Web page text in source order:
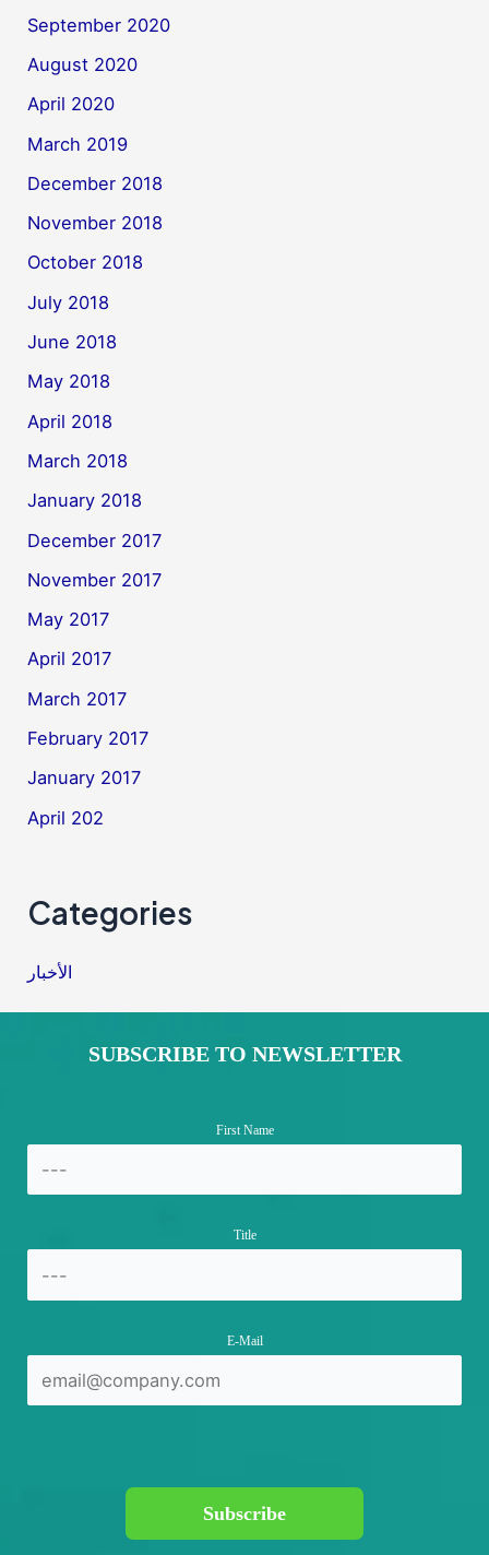
September 2020
August 2020
April 2020
March 2019
December 2018
November 2018
October 2018
July 2018
June 2018
May 2018
April 2018
March 2018
January 2018
December 2017
November 2017
May 2017
April 2017
March 2017
February 2017
January 2017
April 202
Categories
الأخبار
SUBSCRIBE TO NEWSLETTER
First Name
Title
E-Mail
Subscribe